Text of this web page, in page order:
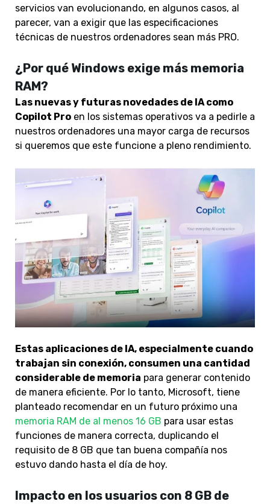
servicios van evolucionando, en algunos casos, al
parecer, van a exigir que las especificaciones
técnicas de nuestros ordenadores sean más PRO.
¿Por qué Windows exige más memoria
RAM?
Las nuevas y futuras novedades de IA como
Copilot Pro en los sistemas operativos va a pedirle a
nuestros ordenadores una mayor carga de recursos
si queremos que este funcione a pleno rendimiento.
Estas aplicaciones de IA, especialmente cuando
trabajan sin conexión, consumen una cantidad
considerable de memoria para generar contenido
de manera eficiente. Por lo tanto, Microsoft, tiene
planteado recomendar en un futuro próximo una
memoria RAM de al menos 16 GB para usar estas
funciones de manera correcta, duplicando el
requisito de 8 GB que tan buena compañía nos
estuvo dando hasta el día de hoy.
Impacto en los usuarios con 8 GB de